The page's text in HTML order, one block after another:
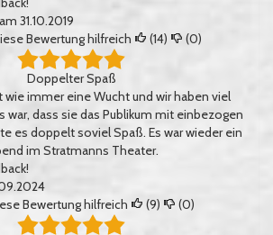
am 31.10.2019
Bewertung hilfreich (14) (0)
Doppelter Spaß
wie immer eine Wucht und wir haben viel
war, dass sie das Publikum mit einbezogen
es doppelt soviel Spaß. Es war wieder ein
im Stratmanns Theater.
Bewertung hilfreich (9) (0)